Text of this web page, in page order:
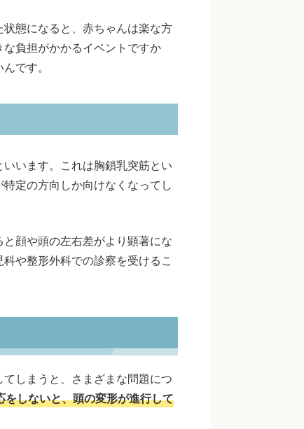
態になると、赤ちゃんは楽な方
負担がかかるイベントですか
です。
います。これは胸鎖乳突筋とい
定の方向しか向けなくなってし
顔や頭の左右差がより顕著にな
や整形外科での診察を受けるこ
しまうと、さまざまな問題につ
しないと、頭の変形が進行して